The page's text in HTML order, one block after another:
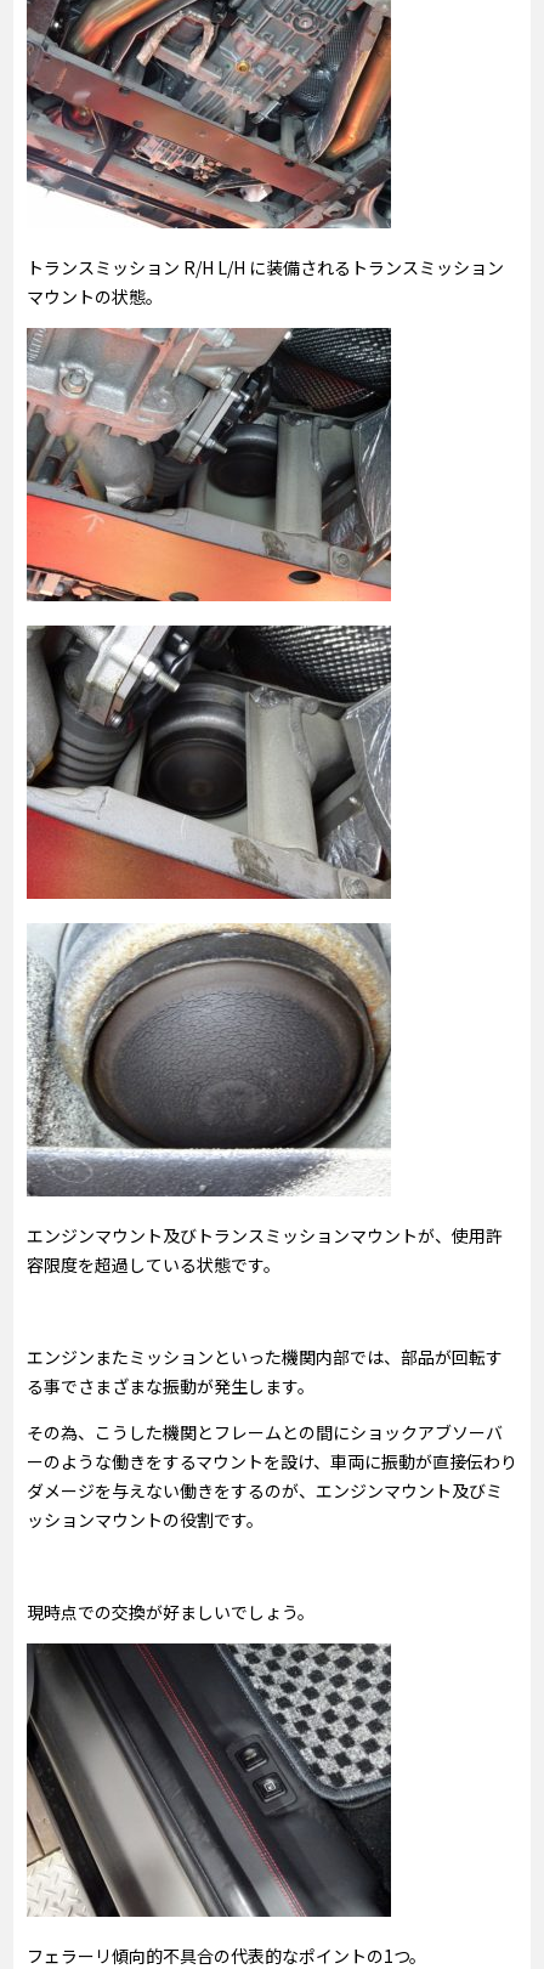
トランスミッション R/H L/H に装備されるトランスミッション
マウントの状態。
エンジンマウント及びトランスミッションマウントが、使用許
容限度を超過している状態です。
エンジンまたミッションといった機関内部では、部品が回転す
る事でさまざまな振動が発生します。
その為、こうした機関とフレームとの間にショックアブソーバ
ーのような働きをするマウントを設け、車両に振動が直接伝わり
ダメージを与えない働きをするのが、エンジンマウント及びミ
ッションマウントの役割です。
現時点での交換が好ましいでしょう。
フェラーリ傾向的不具合の代表的なポイントの1つ。